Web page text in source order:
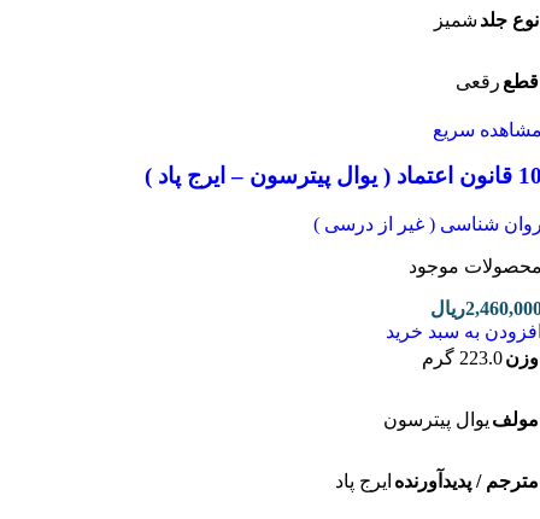
جلدشمیز
رقعی
سریع
پاد )
شناسی ( غیر از درسی )
موجود
ریال
به سبد خرید
223.0 گرم
یوال پیترسون
/ پدیدآورندهایرج پاد